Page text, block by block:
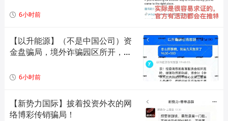
模型，崩盘倒计时！
6小时前
【以升能源】（不是中国公司）资
金盘骗局，境外诈骗园区所开，单
6小时前
【新势力国际】披着投资外衣的网
络博彩传销骗局！